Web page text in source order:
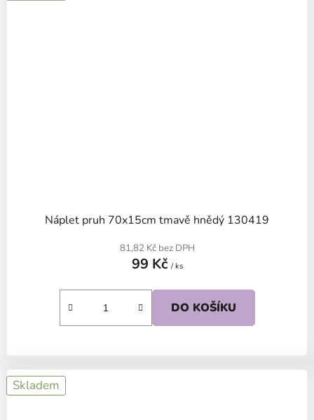
Náplet pruh 70x15cm tmavě hnědý 130419
81,82 Kč bez DPH
99 Kč / ks
DO KOŠÍKU
Skladem